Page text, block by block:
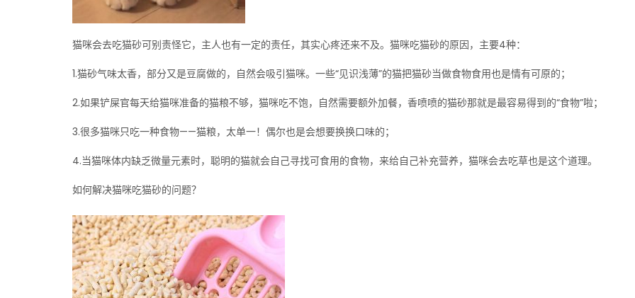
猫咪会去吃猫砂可别责怪它，主人也有一定的责任，其实心疼还来不及。猫咪吃猫砂的原因，主要4种：
1.猫砂气味太香，部分又是豆腐做的，自然会吸引猫咪。一些“见识浅薄”的猫把猫砂当做食物食用也是情有可原的；
2.如果铲屎官每天给猫咪准备的猫粮不够，猫咪吃不饱，自然需要额外加餐，香喷喷的猫砂那就是最容易得到的“食物”啦；
3.很多猫咪只吃一种食物——猫粮，太单一！偶尔也是会想要换换口味的；
4.当猫咪体内缺乏微量元素时，聪明的猫就会自己寻找可食用的食物，来给自己补充营养，猫咪会去吃草也是这个道理。
如何解决猫咪吃猫砂的问题？